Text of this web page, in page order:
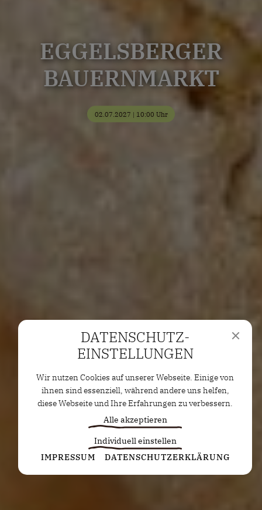
EGGELSBERGER
BAUERNMARKT
02.07.2027 | 10:00 Uhr
DATENSCHUTZ­
EINSTELLUNGEN
Wir nutzen Cookies auf unserer Webseite. Einige von
ihnen sind essenziell, während andere uns helfen,
diese Webseite und Ihre Erfahrungen zu verbessern.
Alle akzeptieren
Individuell einstellen
Statistiken
Diese Cookies erfassen anonyme Statistiken. Diese
IMPRESSUM DATENSCHUTZERKLÄRUNG